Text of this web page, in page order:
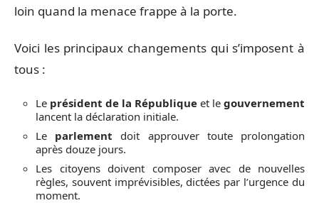
loin quand la menace frappe à la porte.
Voici les principaux changements qui s’imposent à
tous :
Le président de la République et le gouvernement
lancent la déclaration initiale.
Le parlement doit approuver toute prolongation
après douze jours.
Les citoyens doivent composer avec de nouvelles
règles, souvent imprévisibles, dictées par l’urgence du
moment.